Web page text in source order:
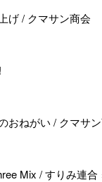
げ / クマサン商会
おねがい / クマサ
Mix / すりみ連